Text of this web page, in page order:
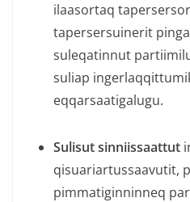
ilaasortaq
tapersersuinerit
suleqatinnut
suliap
eqqarsaatigalugu.
Sulisut sinniissaattut
qisuariartussaavutit,
pimmatiginninneq